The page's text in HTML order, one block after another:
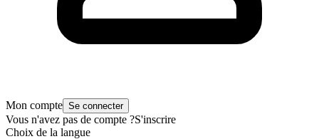
Mon compte Se connecter
Vous n'avez pas de compte ?S'inscrire
Choix de la langue